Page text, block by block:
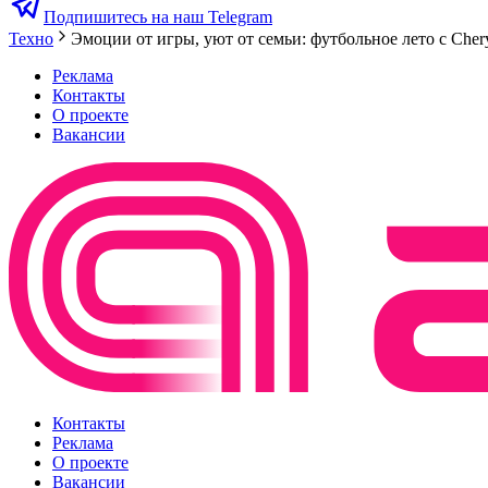
Подпишитесь на наш Telegram
Техно
Эмоции от игры, уют от семьи: футбольное лето с
Реклама
Контакты
О проекте
Вакансии
Контакты
Реклама
О проекте
Вакансии